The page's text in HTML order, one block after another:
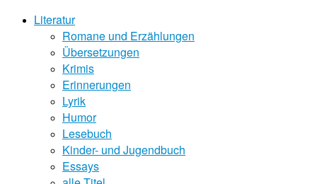
Literatur
Romane und Erzählungen
Übersetzungen
Krimis
Erinnerungen
Lyrik
Humor
Lesebuch
Kinder- und Jugendbuch
Essays